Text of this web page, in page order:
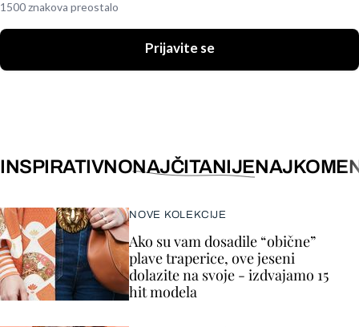
1500 znakova preostalo
Prijavite se
INSPIRATIVNONAJČITANIJE
NOVE KOLEKCIJE
Ako su vam dosadile “obične”
plave traperice, ove jeseni
dolazite na svoje - izdvajamo 15
hit modela